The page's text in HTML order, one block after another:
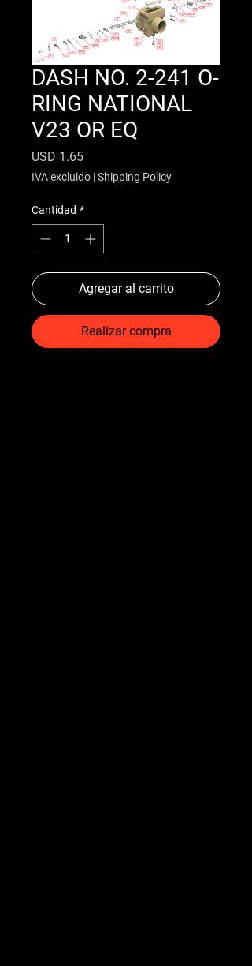
DASH NO. 2-241 O-
RING NATIONAL
V23 OR EQ
USD 1.65Precio
IVA excluido |Shipping Policy
Cantidad *
Agregar al carrito
Realizar compra